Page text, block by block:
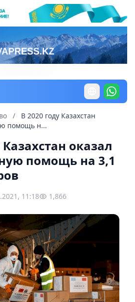
/
В 2020 году Казахстан
помощь н...
Казахстан оказал
помощь на 3,1
11:18 1,866